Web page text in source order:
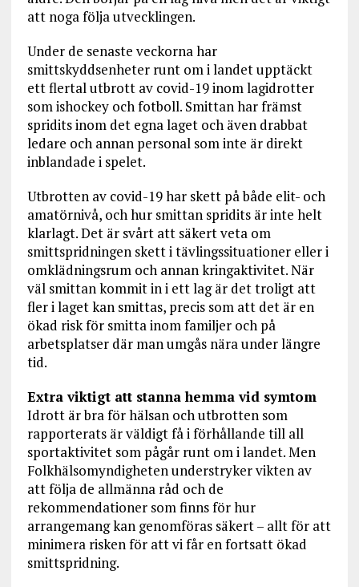
att noga följa utvecklingen.
Under de senaste veckorna har
smittskyddsenheter runt om i landet upptäckt
ett flertal utbrott av covid-19 inom lagidrotter
som ishockey och fotboll. Smittan har främst
spridits inom det egna laget och även drabbat
ledare och annan personal som inte är direkt
inblandade i spelet.
Utbrotten av covid-19 har skett på både elit- och
amatörnivå, och hur smittan spridits är inte helt
klarlagt. Det är svårt att säkert veta om
smittspridningen skett i tävlingssituationer eller i
omklädningsrum och annan kringaktivitet. När
väl smittan kommit in i ett lag är det troligt att
fler i laget kan smittas, precis som att det är en
ökad risk för smitta inom familjer och på
arbetsplatser där man umgås nära under längre
tid.
Extra viktigt att stanna hemma vid symtom
Idrott är bra för hälsan och utbrotten som
rapporterats är väldigt få i förhållande till all
sportaktivitet som pågår runt om i landet. Men
Folkhälsomyndigheten understryker vikten av
att följa de allmänna råd och de
rekommendationer som finns för hur
arrangemang kan genomföras säkert – allt för att
minimera risken för att vi får en fortsatt ökad
smittspridning.